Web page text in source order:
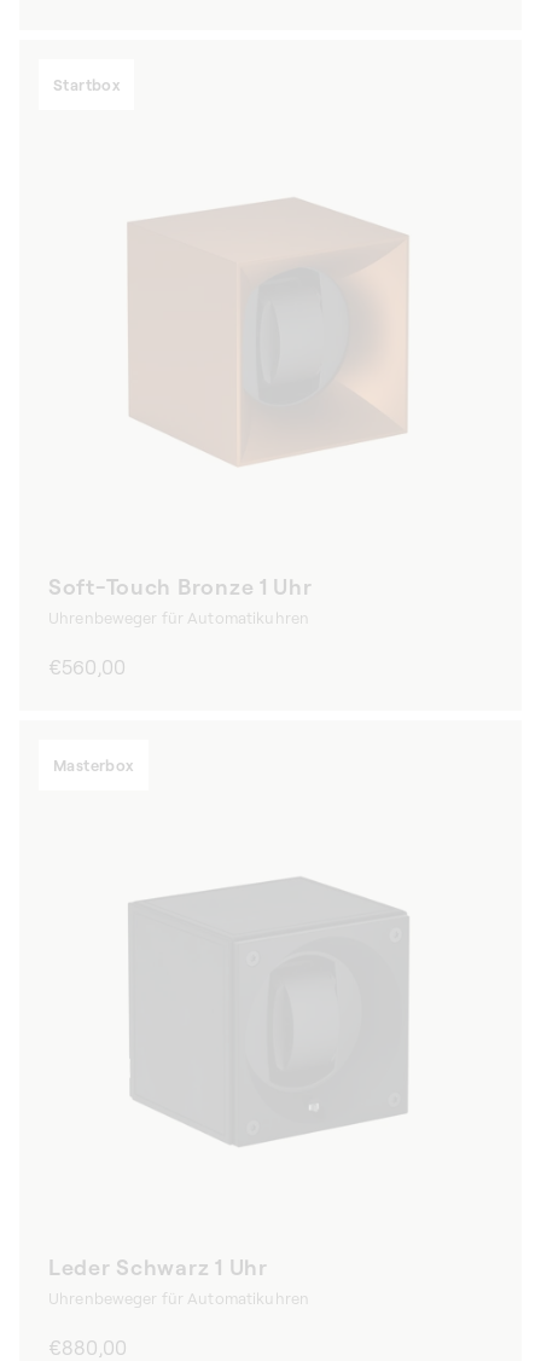
Startbox
Soft-Touch Bronze 1 Uhr
Uhrenbeweger für Automatikuhren
Normaler
€560,00
Masterbox
Leder Schwarz 1 Uhr
Uhrenbeweger für Automatikuhren
Normaler
€880,00